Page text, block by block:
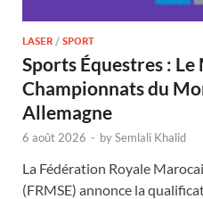
LASER / SPORT
Sports Équestres :
Championnats du
Allemagne
6 août 2026 - bySemlali Khalid
La Fédération Royale
(FRMSE) annonce la